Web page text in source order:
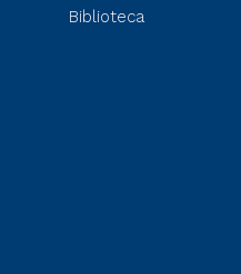
Biblioteca